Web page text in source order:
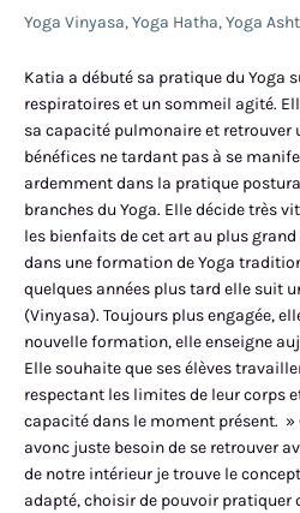
Yoga Vinyasa,Yoga Hatha,Yoga
Katia a débuté sa pratique du Yoga
respiratoires et un sommeil agité.
sa capacité pulmonaire et retrouver
bénéfices ne tardant pas à se
ardemment dans la pratique
branches du Yoga. Elle décide très
les bienfaits de cet art au plus grand
dans une formation de Yoga
quelques années plus tard elle suit
(Vinyasa). Toujours plus engagée,
nouvelle formation, elle enseigne
Elle souhaite que ses élèves
respectant les limites de leur corps
capacité dans le moment présent.
avonc juste besoin de se retrouver
de notre intérieur je trouve le
adapté, choisir de pouvoir pratiquer